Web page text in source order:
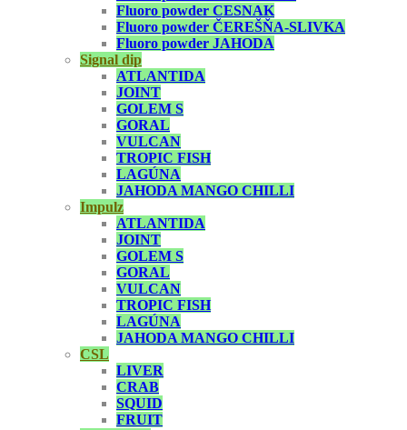
Fluoro powder CESNAK
Fluoro powder ČEREŠŇA-SLIVKA
Fluoro powder JAHODA
Signal dip
ATLANTIDA
JOINT
GOLEM S
GORAL
VULCAN
TROPIC FISH
LAGÚNA
JAHODA MANGO CHILLI
Impulz
ATLANTIDA
JOINT
GOLEM S
GORAL
VULCAN
TROPIC FISH
LAGÚNA
JAHODA MANGO CHILLI
CSL
LIVER
CRAB
SQUID
FRUIT